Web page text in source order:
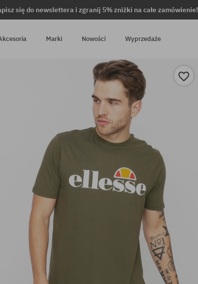
się do newslettera i zgranij 5% zniżki na całe zamówienie!
Marki Nowości Wyprzedaże